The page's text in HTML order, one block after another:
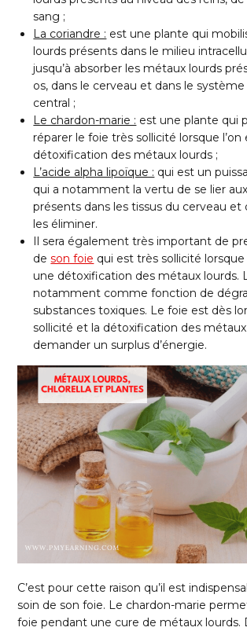
sang ;
La coriandre : est une plante qui
lourds présents dans le milieu
jusqu’à absorber les métaux lourds
os, dans le cerveau et dans le
central ;
Le chardon-marie : est une plante qui
réparer le foie très sollicité lorsque
détoxification des métaux lourds ;
L’acide alpha lipoïque : qui est un
qui a notamment la vertu de se lier
présents dans les tissus du cerveau et
les éliminer.
Il sera également très important de
deson foie qui est très sollicité
une détoxification des métaux lourds.
notamment comme fonction de
substances toxiques. Le foie est dès
sollicité et la détoxification des métaux
demander un surplus d’énergie.
C’est pour cette raison qu’il est
soin de son foie. Le chardon-marie
foie pendant une cure de métaux lourds.